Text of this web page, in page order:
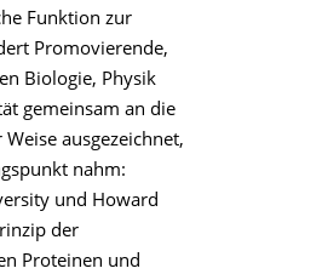
Funktion zur
Promovierende,
Biologie, Physik
gemeinsam an die
ausgezeichnet,
nahm:
und Howard
der
Proteinen und